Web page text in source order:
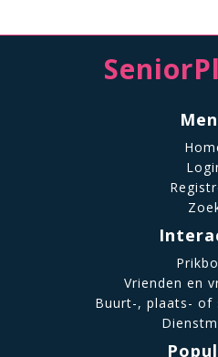
Vrienden en
Buurt-, plaats- of